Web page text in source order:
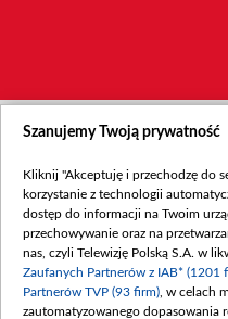
Szanujemy Twoją prywatność
Kliknij "Akceptuję i przechodzę do
korzystanie z technologii
dostęp do informacji na Twoim
przechowywanie oraz na
nas, czyli Telewizję Polską S.A. w
Zaufanych Partnerów z IAB* (1201
Partnerów TVP (93 firm) , w celach
zautomatyzowanego dopasowania